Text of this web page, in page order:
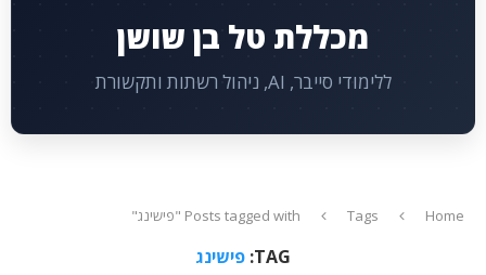
מכללת טל בן שושן
ללימודי סייבר, AI, ניהול רשתות ותקשורת
Home
Tags Posts tagged with "פישינג"
TAG: פישינג